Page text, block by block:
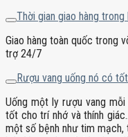
Thời gian giao hàng trong
Giao hàng toàn quốc trong
trợ 24/7
Rượu vang uống nó có
Uống một ly rượu vang
tốt cho trí nhớ và thính
một số bệnh như tim